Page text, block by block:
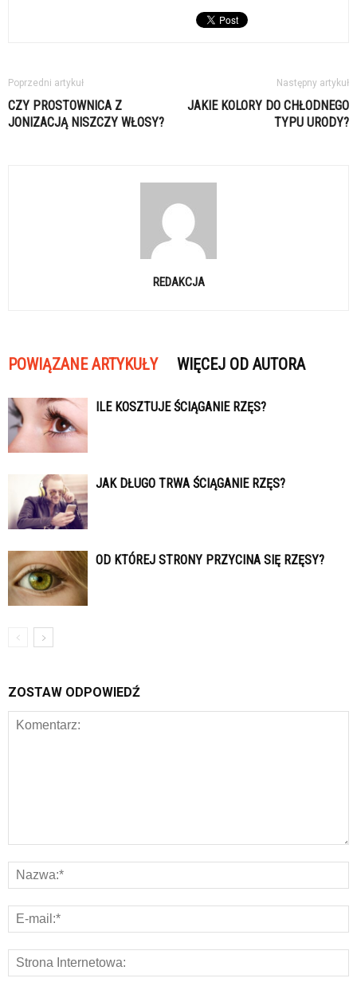
Poprzedni artykuł
CZY PROSTOWNICA Z
JONIZACJĄ NISZCZY WŁOSY?
Następny artykuł
JAKIE KOLORY DO CHŁODNEGO
TYPU URODY?
REDAKCJA
POWIĄZANE ARTYKUŁY WIĘCEJ OD AUTORA
ILE KOSZTUJE ŚCIĄGANIE RZĘS?
JAK DŁUGO TRWA ŚCIĄGANIE RZĘS?
OD KTÓREJ STRONY PRZYCINA SIĘ RZĘSY?
ZOSTAW ODPOWIEDŹ